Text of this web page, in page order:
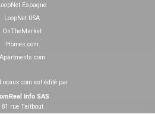
Espagne
LoopNet USA
OnTheMarket
Homes.com
Apartments.com
est édité par
Info SAS
81 rue Taitbout